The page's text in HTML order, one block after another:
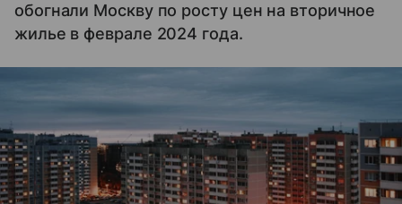
обогнали Москву по росту цен на вторичное
жилье в феврале 2024 года.